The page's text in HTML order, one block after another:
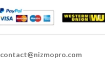
contact@nizmopro.com